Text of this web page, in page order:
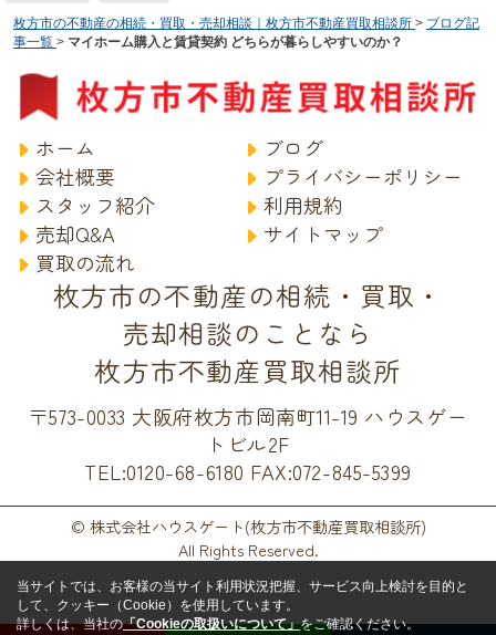
枚方市の不動産の相続・買取・売却相談｜枚方市不動産買取相談所 > ブログ記
事一覧 > マイホーム購入と賃貸契約 どちらが暮らしやすいのか？
ホーム
ブログ
会社概要
プライバシーポリシー
スタッフ紹介
利用規約
売却Q&A
サイトマップ
買取の流れ
枚方市の不動産の相続・買取・
売却相談のことなら
枚方市不動産買取相談所
〒573-0033 大阪府枚方市岡南町11-19 ハウスゲー
トビル2F
TEL:0120-68-6180 FAX:072-845-5399
© 株式会社ハウスゲート(枚方市不動産買取相談所)
All Rights Reserved.
当サイトでは、お客様の当サイト利用状況把握、サービス向上検討を目的と
して、クッキー（Cookie）を使用しています。
詳しくは、当社の「Cookieの取扱いについて」をご確認ください。